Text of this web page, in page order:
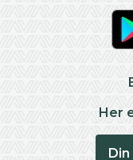
Her